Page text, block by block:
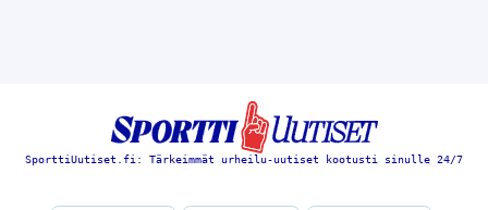
SporttiUutiset.fi: Tärkeimmät urheilu-uutiset kootusti sinulle 24/7